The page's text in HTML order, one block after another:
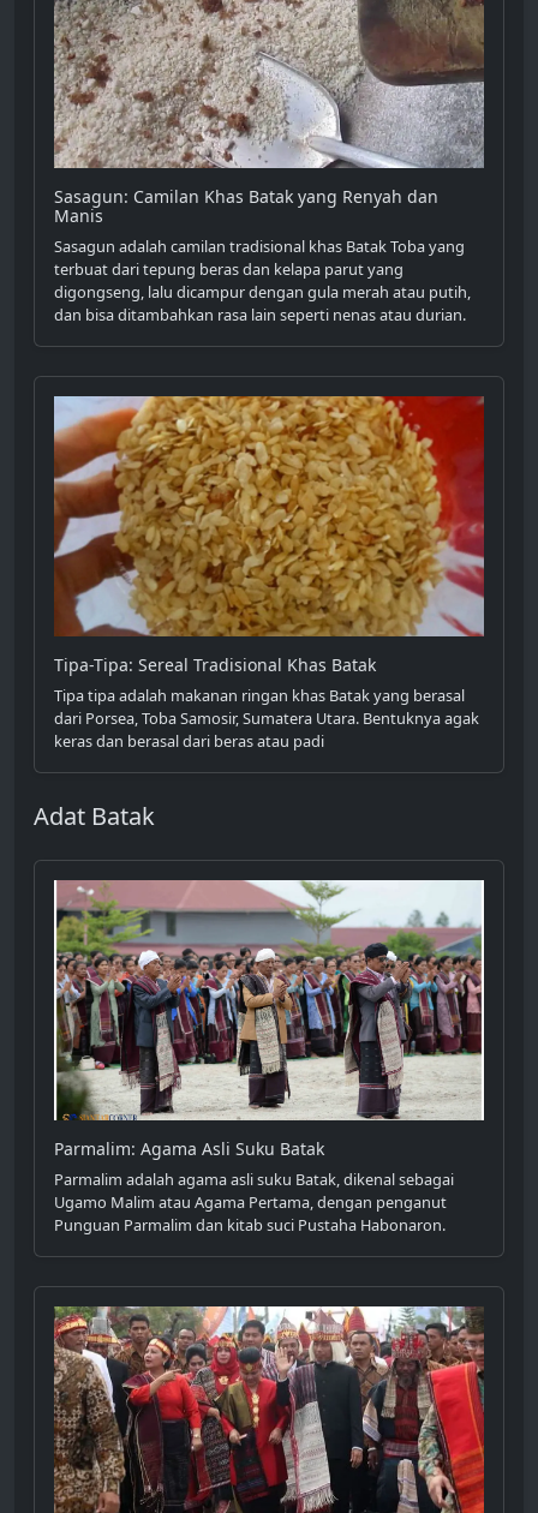
Sasagun: Camilan Khas Batak yang Renyah dan
Manis
Sasagun adalah camilan tradisional khas Batak Toba yang
terbuat dari tepung beras dan kelapa parut yang
digongseng, lalu dicampur dengan gula merah atau putih,
dan bisa ditambahkan rasa lain seperti nenas atau durian.
Tipa-Tipa: Sereal Tradisional Khas Batak
Tipa tipa adalah makanan ringan khas Batak yang berasal
dari Porsea, Toba Samosir, Sumatera Utara. Bentuknya agak
keras dan berasal dari beras atau padi
Adat Batak
Parmalim: Agama Asli Suku Batak
Parmalim adalah agama asli suku Batak, dikenal sebagai
Ugamo Malim atau Agama Pertama, dengan penganut
Punguan Parmalim dan kitab suci Pustaha Habonaron.